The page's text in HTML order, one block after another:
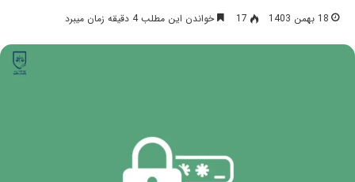
18 بهمن 1403 17 خواندن این مطلب 4 دقیقه زمان میبرد